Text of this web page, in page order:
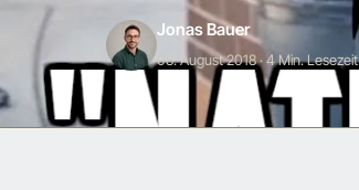
Jonas Bauer
08. August 2018· 4 Min. Lesezeit